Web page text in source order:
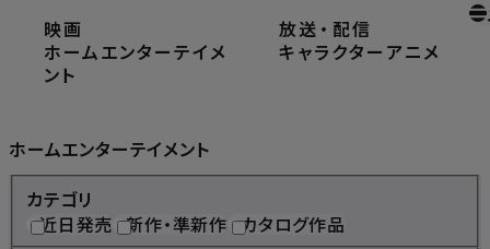
映画
ホームエンターテイメ
ント
放送 ・ 配信
キャラクター アニメ
ホームエンターテイメント
ホームエンターテイメント
カテゴリ
近日発売 新作・準新作 カタログ作品